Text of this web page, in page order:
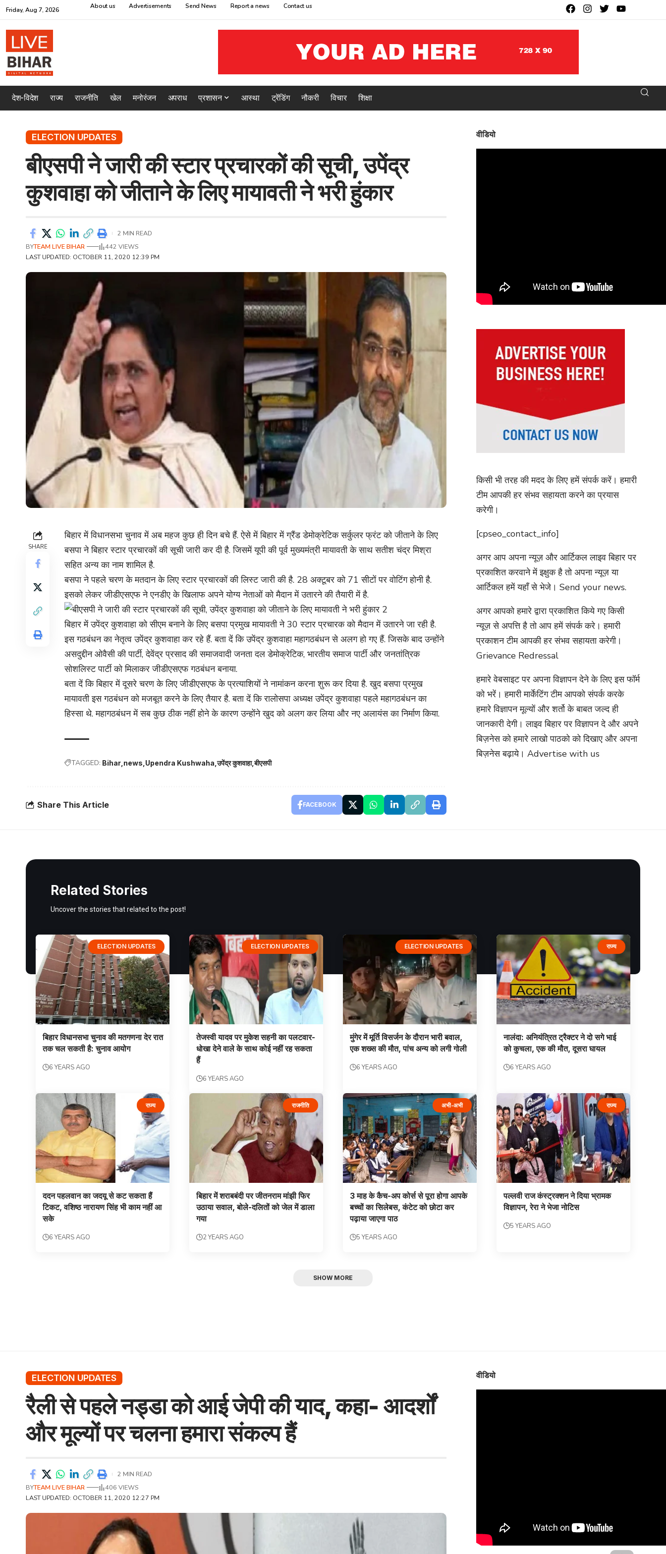
Friday, Aug 7, 2026 About us Advertisements Send News Report a news Contact us
देश-विदेश राज्य राजनीति खेल मनोरंजन अपराध प्रशासन आस्था ट्रेंडिंग नौकरी विचार शिक्षा
ELECTION UPDATES
बीएसपी ने जारी की स्टार प्रचारकों की सूची, उपेंद्र
कुशवाहा को जीताने के लिए मायावती ने भरी हुंकार
LAST UPDATED: OCTOBER 11, 2020 12:39 PM
BYTEAM LIVE BIHAR 442 VIEWS
2 MIN READ
SHARE
बिहार में विधानसभा चुनाव में अब महज कुछ ही दिन बचे हैं. ऐसे में बिहार में ग्रैंड डेमोक्रेटिक सर्कुलर फ्रंट को जीताने के लिए
बसपा ने बिहार स्टार प्रचारकों की सूची जारी कर दी है. जिसमें यूपी की पूर्व मुख्यमंत्री मायावती के साथ सतीश चंद्र मिश्रा
सहित अन्य का नाम शामिल है.
बसपा ने पहले चरण के मतदान के लिए स्टार प्रचारकों की लिस्ट जारी की है. 28 अक्टूबर को 71 सीटों पर वोटिंग होनी है.
इसको लेकर जीडीएसएफ ने एनडीए के खिलाफ अपने योग्य नेताओं को मैदान में उतारने की तैयारी में है.
बिहार में उपेंद्र कुशवाहा को सीएम बनाने के लिए बसपा प्रमुख मायावती ने 30 स्टार प्रचारक को मैदान में उतारने जा रही है.
इस गठबंधन का नेतृत्व उपेंद्र कुशवाहा कर रहे हैं. बता दें कि उपेंद्र कुशवाहा महागठबंधन से अलग हो गए हैं. जिसके बाद उन्होंने
असदुद्दीन ओवैसी की पार्टी, देवेंद्र प्रसाद की समाजवादी जनता दल डेमोक्रेटिक, भारतीय समाज पार्टी और जनतांत्रिक
सोशलिस्ट पार्टी को मिलाकर जीडीएसएफ गठबंधन बनाया.
बता दें कि बिहार में दूसरे चरण के लिए जीडीएसएफ के प्रत्याशियों ने नामांकन करना शुरू कर दिया है. खुद बसपा प्रमुख
मायावती इस गठबंधन को मजबूत करने के लिए तैयार है. बता दें कि रालोसपा अध्यक्ष उपेंद्र कुशवाहा पहले महागठबंधन का
हिस्सा थे. महागठबंधन में सब कुछ ठीक नहीं होने के कारण उन्होंने खुद को अलग कर लिया और नए अलायंस का निर्माण किया.
TAGGED: Bihar news Upendra Kushwaha उपेंद्र कुशवाहा बीएसपी
Share This Article FACEBOOK
वीडियो
किसी भी तरह की मदद के लिए हमें संपर्क करें। हमारी
टीम आपकी हर संभव सहायता करने का प्रयास
करेगी।
[cpseo_contact_info]
अगर आप अपना न्यूज़ और आर्टिकल लाइव बिहार पर
प्रकाशित करवाने में इक्षुक है तो अपना न्यूज़ या
आर्टिकल हमें यहाँ से भेजे। Send your news.
अगर आपको हमारे द्वारा प्रकाशित किये गए किसी
न्यूज़ से अपत्ति है तो आप हमें संपर्क करे। हमारी
प्रकाशन टीम आपकी हर संभव सहायता करेगी।
Grievance Redressal
हमारे वेबसाइट पर अपना विज्ञापन देने के लिए इस फॉर्म
को भरें। हमारी मार्केटिंग टीम आपको संपर्क करके
हमारे विज्ञापन मूल्यों और शर्तो के बाबत जल्द ही
जानकारी देगी। लाइव बिहार पर विज्ञापन दे और अपने
बिज़नेस को हमारे लाखो पाठको को दिखाए और अपना
बिज़नेस बढ़ाये। Advertise with us
Related Stories
Uncover the stories that related to the post!
ELECTION UPDATES
बिहार विधानसभा चुनाव की मतगणना देर रात
तक चल सकती है: चुनाव आयोग
6 YEARS AGO
ELECTION UPDATES
तेजस्वी यादव पर मुकेश सहनी का पलटवार-
धोखा देने वाले के साथ कोई नहीं रह सकता
हैं
6 YEARS AGO
ELECTION UPDATES
मुंगेर में मूर्ति विसर्जन के दौरान भारी बवाल,
एक शख्स की मौत, पांच अन्य को लगी गोली
6 YEARS AGO
राज्य
नालंदा: अनियंत्रित ट्रैक्टर ने दो सगे भाई
को कुचला, एक की मौत, दूसरा घायल
6 YEARS AGO
राज्य
ददन पहलवान का जदयू से कट सकता हैं
टिकट, वशिष्ठ नारायण सिंह भी काम नहीं आ
सके
6 YEARS AGO
राजनीति
बिहार में शराबबंदी पर जीतनराम मांझी फिर
उठाया सवाल, बोले-दलितों को जेल में डाला
गया
2 YEARS AGO
अभी-अभी
3 माह के कैच-अप कोर्स से पूरा होगा आपके
बच्चों का सिलेबस, कंटेट को छोटा कर
पढ़ाया जाएगा पाठ
5 YEARS AGO
राज्य
पल्लवी राज कंस्ट्रक्शन ने दिया भ्रामक
विज्ञापन, रेरा ने भेजा नोटिस
5 YEARS AGO
SHOW MORE
ELECTION UPDATES
रैली से पहले नड्डा को आई जेपी की याद, कहा- आदर्शों
और मूल्यों पर चलना हमारा संकल्प हैं
LAST UPDATED: OCTOBER 11, 2020 12:27 PM
BYTEAM LIVE BIHAR 406 VIEWS
2 MIN READ
वीडियो